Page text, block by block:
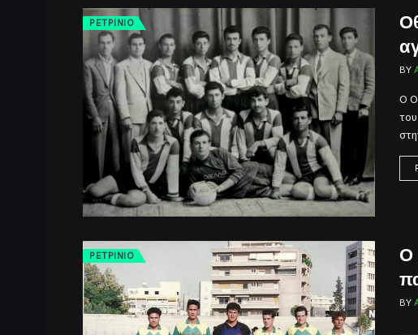
ΡΕΤΡINIO
BY
Ο
ΡΕΤΡINIO
Ο
BY